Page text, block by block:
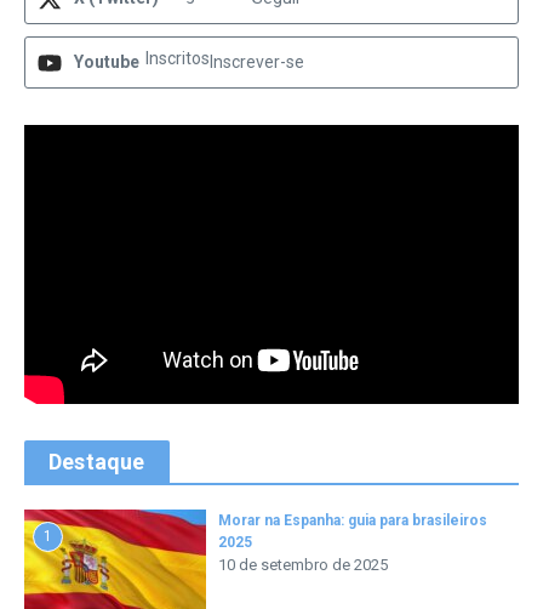
Youtube Inscritos Inscrever-se
Destaque
1
Morar na Espanha: guia para brasileiros
2025
10 de setembro de 2025